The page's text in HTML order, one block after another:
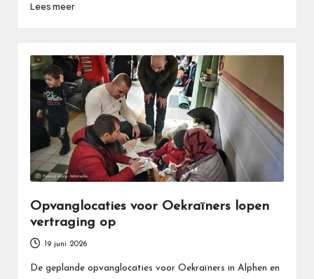
Lees meer
Opvanglocaties voor Oekraïners lopen
vertraging op
19 juni 2026
De geplande opvanglocaties voor Oekraïners in Alphen en